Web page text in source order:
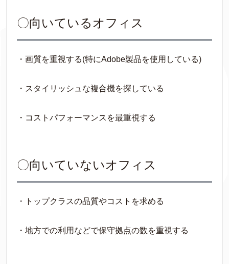
〇向いているオフィス
・画質を重視する(特にAdobe製品を使用している)
・スタイリッシュな複合機を探している
・コストパフォーマンスを最重視する
〇向いていないオフィス
・トップクラスの品質やコストを求める
・地方での利用などで保守拠点の数を重視する